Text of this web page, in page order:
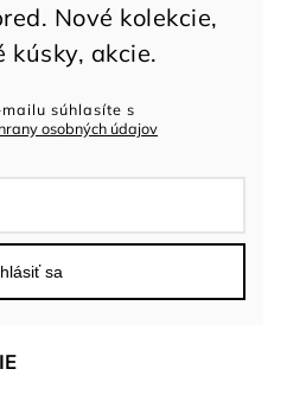
súhlasíte s
osobných údajov
sa